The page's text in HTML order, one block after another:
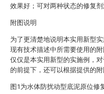
效果好；可对两种状态的修复
附图说明
为了更清楚地说明本实用新型
现有技术描述中所需要使用的
仅仅是本实用新型的实施例，
的前提下，还可以根据提供的附
图1为水体防扰动型底泥原位修